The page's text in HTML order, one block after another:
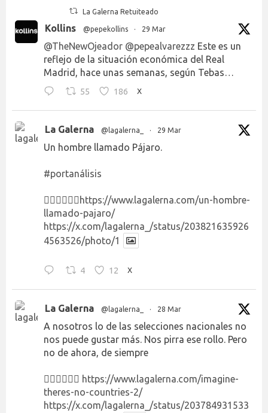
La Galerna Retuiteado
Kollins @pepekollins · 29 Mar
@TheNewOjeador @pepealvarezzz Este es un
reflejo de la situación económica del Real
Madrid, hace unas semanas, según Tebas…
55 186 X
La Galerna @lagalerna_ · 29 Mar
Un hombre llamado Pájaro.
#portanálisis
👉🏻👉🏻👉🏻 https://www.lagalerna.com/un-hombre-
llamado-pajaro/
https://x.com/lagalerna_/status/203821635926
4563526/photo/1
4 12 X
La Galerna @lagalerna_ · 28 Mar
A nosotros lo de las selecciones nacionales no
nos puede gustar más. Nos pirra ese rollo. Pero
no de ahora, de siempre
👉🏻👉🏻👉🏻 https://www.lagalerna.com/imagine-
theres-no-countries-2/
https://x.com/lagalerna_/status/203784931533